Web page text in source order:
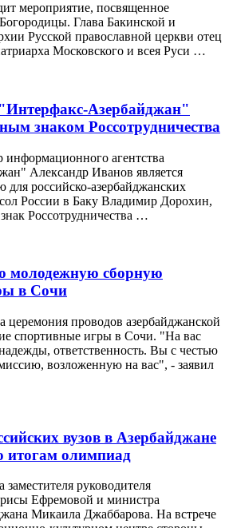
мероприятие, посвященное
Глава Бакинской и
Русской православной церкви отец
Московского и всея Руси …
Азербайджан"
знаком Россотрудничества
информационного агентства
Александр Иванов является
для российско-азербайджанских
России в Баку Владимир Дорохин,
Россотрудничества …
молодежную сборную
в Сочи
церемония проводов азербайджанской
спортивные игры в Сочи. "На вас
ответственность. Вы с честью
возложенную на вас", - заявил
вузов в Азербайджане
итогам олимпиад
руководителя
Ефремовой и министра
Микаила Джаббарова. На встрече